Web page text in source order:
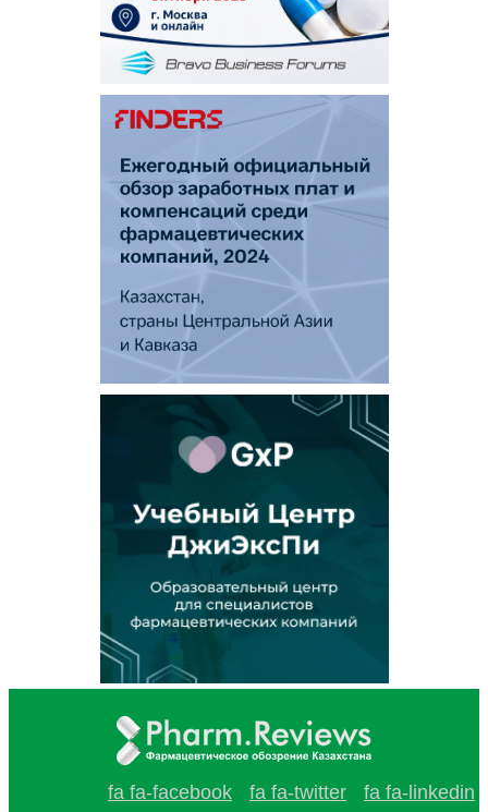
fa fa-facebook fa fa-twitter
fa fa-linkedin